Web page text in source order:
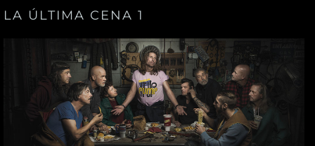
LA ÚLTIMA CENA 1